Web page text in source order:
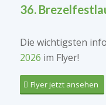
36.
Die wichtigsten
2026 im Flyer!
Flyer jetzt ansehen